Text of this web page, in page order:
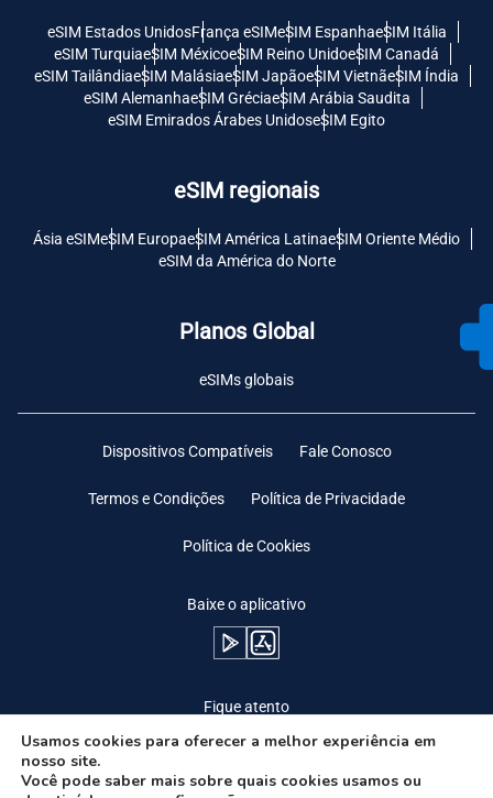
eSIM Estados UnidosFrança eSIMeSIM EspanhaeSIM Itália
eSIM TurquiaeSIM MéxicoeSIM Reino UnidoeSIM Canadá
eSIM TailândiaeSIM MalásiaeSIM JapãoeSIM VietnãeSIM Índia
eSIM AlemanhaeSIM GréciaeSIM Arábia Saudita
eSIM Emirados Árabes UnidoseSIM Egito
eSIM regionais
Ásia eSIMeSIM EuropaeSIM América LatinaeSIM Oriente Médio
eSIM da América do Norte
Planos Global
eSIMs globais
Dispositivos Compatíveis Fale Conosco
Termos e Condições Política de Privacidade
Política de Cookies
Baixe o aplicativo
Fique atento
Usamos cookies para oferecer a melhor experiência em
nosso site.
Você pode saber mais sobre quais cookies usamos ou